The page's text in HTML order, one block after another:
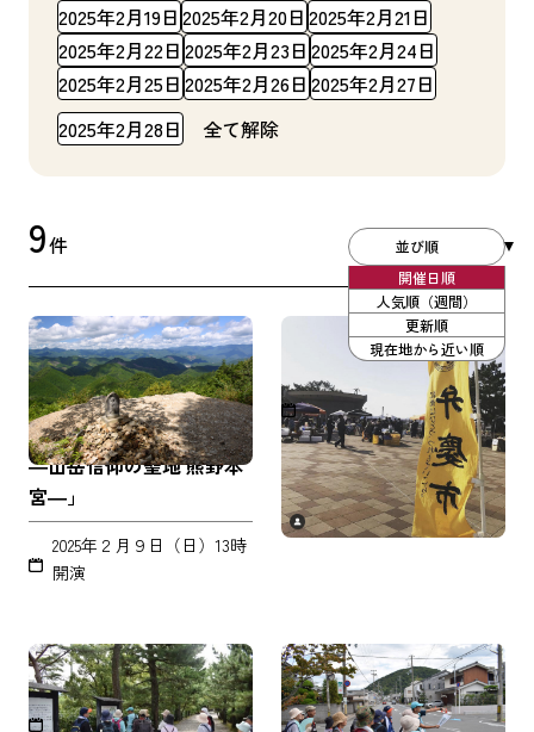
2025年2月19日 2025年2月20日 2025年2月21日
2025年2月22日 2025年2月23日 2025年2月24日
2025年2月25日 2025年2月26日 2025年2月27日
2025年2月28日
全て解除
9件
並び順
開催日順
人気順（週間）
更新順
現在地から近い順
世界遺産登録20周年・世
界遺産熊野本宮館開館15
周年記念シンポジウム
「熊野の光 未来への再生
―山岳信仰の聖地 熊野本
宮―」
2025年２月９日（日）13時
開演
通年（毎月第3日曜日）
8：00～11：30
語り部案内
通年
観光案内ボランティアガ
イド